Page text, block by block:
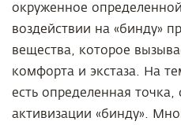
окруженное
воздействии на «бинду»
вещества, которое
комфорта и экстаза. На
есть определенная
активизации «бинду».